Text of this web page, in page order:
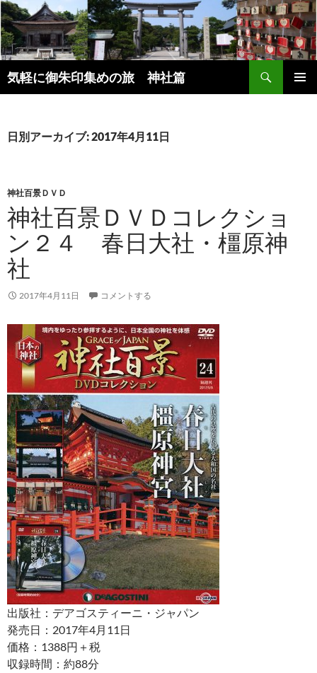
コ
ン
テ
ン
ツ
へ
ッ
気軽に御朱印集めの旅 神社篇
索
日別アーカイブ: 2017年4月11日
神社百景ＤＶＤ
神社百景ＤＶＤコレクショ
ン２４ 春日大社・橿原神
社
2017年4月11日 コメントする
出版社：デアゴスティーニ・ジャパン
発売日：2017年4月11日
価格：1388円＋税
収録時間：約88分